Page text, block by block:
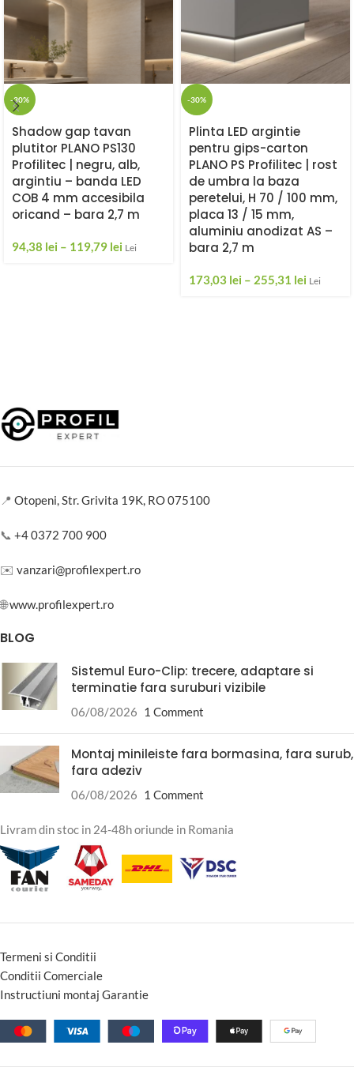
-30%
Shadow gap tavan
plutitor PLANO PS130
Profilitec | negru, alb,
argintiu – banda LED
COB 4 mm accesibila
oricand – bara 2,7 m
94,38 lei – 119,79 lei Lei
-30%
Plinta LED argintie
pentru gips-carton
PLANO PS Profilitec | rost
de umbra la baza
peretelui, H 70 / 100 mm,
placa 13 / 15 mm,
aluminiu anodizat AS –
bara 2,7 m
173,03 lei – 255,31 lei Lei
📍 Otopeni, Str. Grivita 19K, RO 075100
📞 +4 0372 700 900
✉️ vanzari@profilexpert.ro
🌐www.profilexpert.ro
BLOG
Sistemul Euro-Clip: trecere, adaptare si
terminatie fara suruburi vizibile
06/08/2026 1 Comment
Montaj minileiste fara bormasina, fara surub,
fara adeziv
06/08/2026 1 Comment
Livram din stoc in 24-48h oriunde in Romania
Termeni si Conditii
Conditii Comerciale
Instructiuni montaj Garantie